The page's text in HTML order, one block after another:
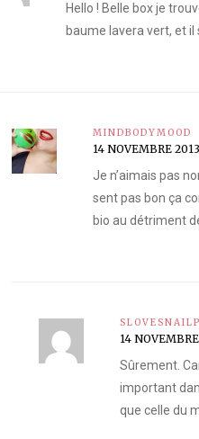
Hello ! Belle box je
baume lavera vert, et il
MINDBODYMOOD
14 NOVEMBRE
Je n’aimais pas
sent pas bon ça
bio au détriment
14
Sûrement.
important
que celle du